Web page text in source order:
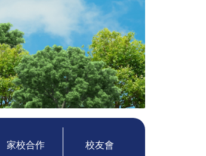
家校合作 校友會